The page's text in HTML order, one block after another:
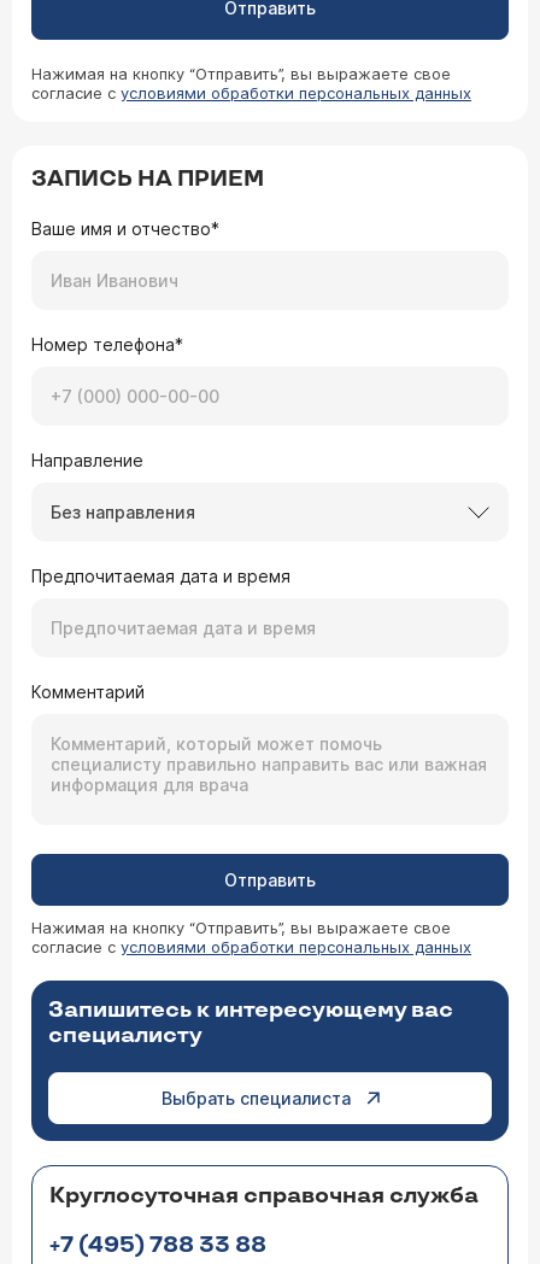
Отправить
Нажимая на кнопку “Отправить”, вы выражаете свое
согласие с условиями обработки персональных данных
ЗАПИСЬ НА ПРИЕМ
Ваше имя и отчество*
Номер телефона*
Направление
Без направления
Предпочитаемая дата и время
Комментарий
Отправить
Нажимая на кнопку “Отправить”, вы выражаете свое
согласие с условиями обработки персональных данных
Запишитесь к интересующему вас
специалисту
Выбрать специалиста
Круглосуточная справочная служба
+7 (495) 788 33 88